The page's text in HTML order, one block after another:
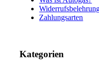
Zahlungsarten
Kategorien